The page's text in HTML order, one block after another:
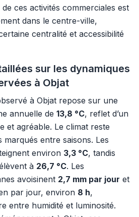
ces activités commerciales est
dans le centre-ville,
centralité et accessibilité
sur les dynamiques
à Objat
à Objat repose sur une
annuelle de 13,8 °C, reflet d’un
et agréable. Le climat reste
entre saisons. Les
environ 3,3 °C, tandis
à 26,7 °C. Les
avoisinent 2,7 mm par jour et
par jour, environ 8 h,
entre humidité et luminosité.